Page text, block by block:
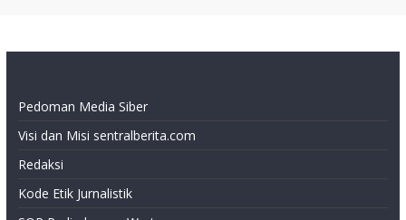
Pedoman Media Siber
Visi dan Misi sentralberita.com
Redaksi
Kode Etik Jurnalistik